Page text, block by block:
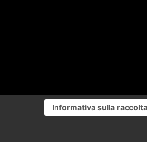
Informativa sulla raccolta